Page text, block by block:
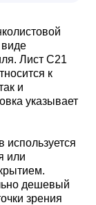
Лист С21
к
и
указывает
используется
или
дешевый
зрения